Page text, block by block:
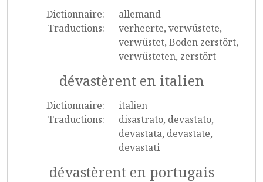
Dictionnaire:
allemand
Traductions:
verheerte, verwüstete,
verwüstet, Boden zerstört,
verwüsteten, zerstört
dévastèrent en italien
Dictionnaire:
italien
Traductions:
disastrato, devastato,
devastata, devastate,
devastati
dévastèrent en portugais